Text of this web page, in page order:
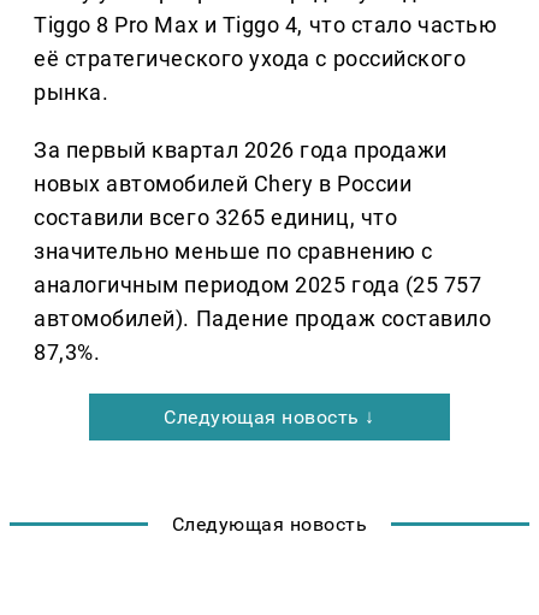
Tiggo 8 Pro Max и Tiggo 4, что стало частью
её стратегического ухода с российского
рынка.
За первый квартал 2026 года продажи
новых автомобилей Chery в России
составили всего 3265 единиц, что
значительно меньше по сравнению с
аналогичным периодом 2025 года (25 757
автомобилей). Падение продаж составило
87,3%.
Следующая новость ↓
Следующая новость